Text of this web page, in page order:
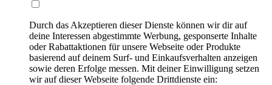
Durch das Akzeptieren dieser Dienste können wir dir auf
deine Interessen abgestimmte Werbung, gesponserte Inhalte
oder Rabattaktionen für unsere Webseite oder Produkte
basierend auf deinem Surf- und Einkaufsverhalten anzeigen
sowie deren Erfolge messen. Mit deiner Einwilligung setzen
wir auf dieser Webseite folgende Drittdienste ein: